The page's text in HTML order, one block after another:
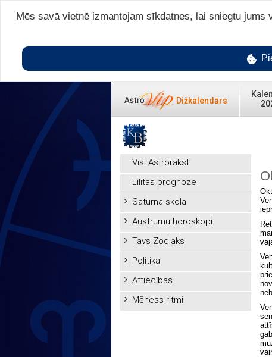
Dižkalendārs
Visi Astroraksti
Lilitas prognoze
Saturna skola
Austrumu horoskopi
Tavs Zodiaks
Politika
Attiecības
Mēness ritmi
Mēs savā vietnē izmantojam sīkdatnes, lai sniegtu